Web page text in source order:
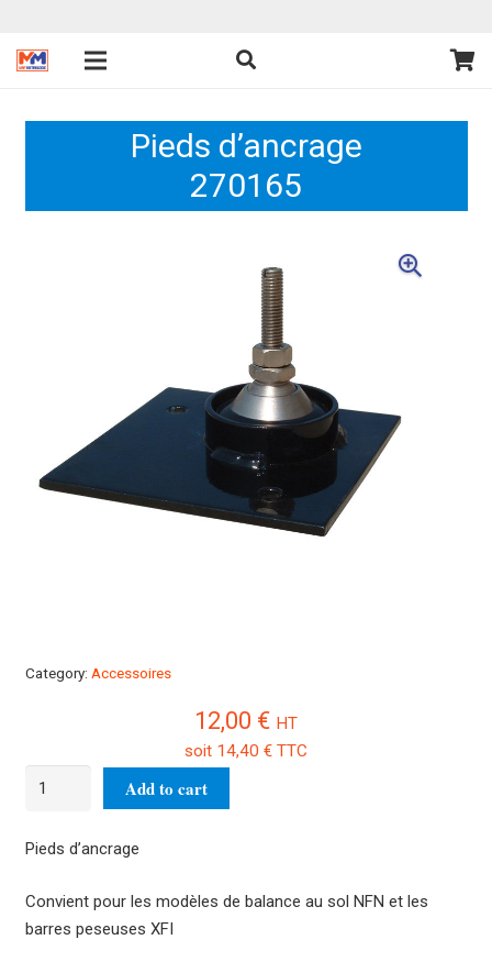
Pieds d’ancrage
270165
Category: Accessoires
12,00 € HT
soit 14,40 € TTC
Pieds
quantity
Add to cart
Pieds d’ancrage
Convient pour les modèles de balance au sol NFN et les
barres peseuses XFI